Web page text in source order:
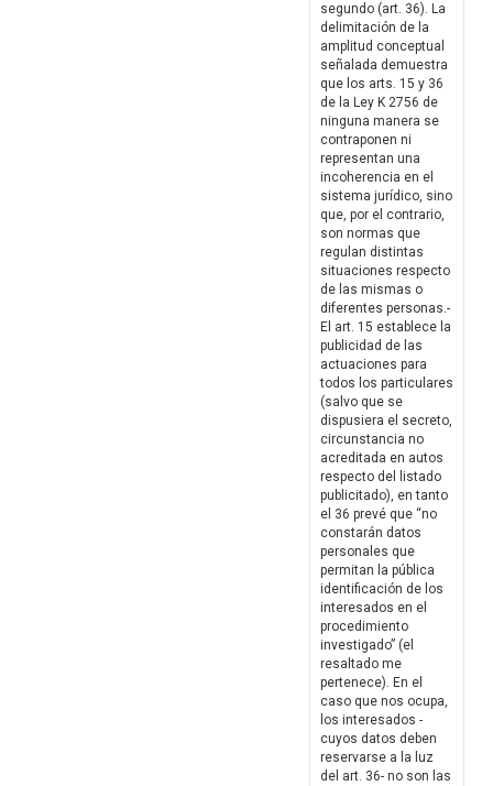
segundo (art. 36). La
delimitación de la
amplitud conceptual
señalada demuestra
que los arts. 15 y 36
de la Ley K 2756 de
ninguna manera se
contraponen ni
representan una
incoherencia en el
sistema jurídico, sino
que, por el contrario,
son normas que
regulan distintas
situaciones respecto
de las mismas o
diferentes personas.-
El art. 15 establece la
publicidad de las
actuaciones para
todos los particulares
(salvo que se
dispusiera el secreto,
circunstancia no
acreditada en autos
respecto del listado
publicitado), en tanto
el 36 prevé que “no
constarán datos
personales que
permitan la pública
identificación de los
interesados en el
procedimiento
investigado” (el
resaltado me
pertenece). En el
caso que nos ocupa,
los interesados -
cuyos datos deben
reservarse a la luz
del art. 36- no son las